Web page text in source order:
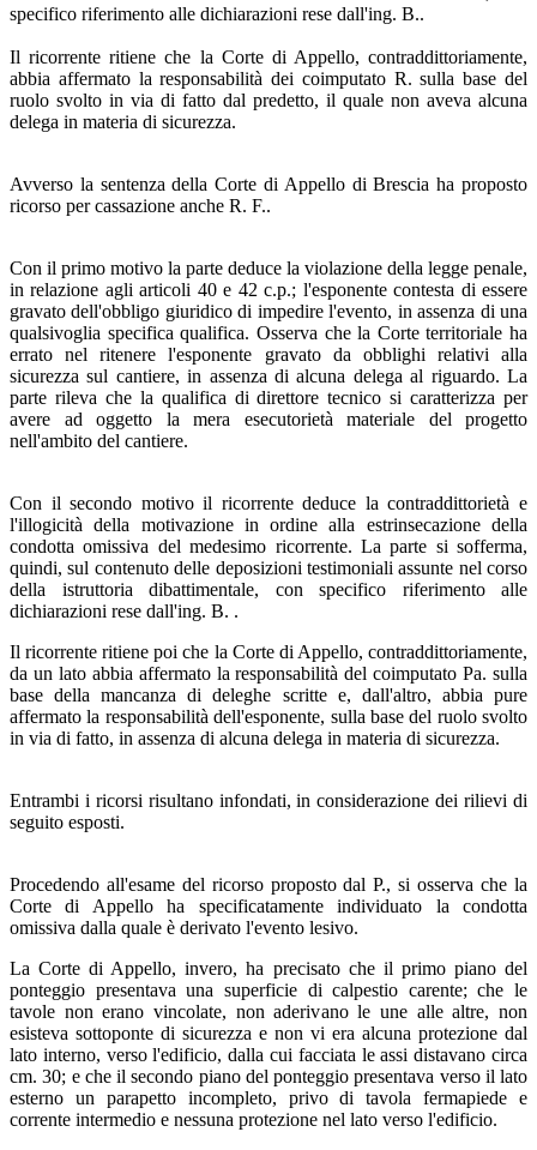
specifico riferimento alle dichiarazioni rese dall'ing. B..
Il ricorrente ritiene che la Corte di Appello, contraddittoriamente,
abbia affermato la responsabilità dei coimputato R. sulla base del
ruolo svolto in via di fatto dal predetto, il quale non aveva alcuna
delega in materia di sicurezza.
Avverso la sentenza della Corte di Appello di Brescia ha proposto
ricorso per cassazione anche R. F..
Con il primo motivo la parte deduce la violazione della legge penale,
in relazione agli articoli 40 e 42 c.p.; l'esponente contesta di essere
gravato dell'obbligo giuridico di impedire l'evento, in assenza di una
qualsivoglia specifica qualifica. Osserva che la Corte territoriale ha
errato nel ritenere l'esponente gravato da obblighi relativi alla
sicurezza sul cantiere, in assenza di alcuna delega al riguardo. La
parte rileva che la qualifica di direttore tecnico si caratterizza per
avere ad oggetto la mera esecutorietà materiale del progetto
nell'ambito del cantiere.
Con il secondo motivo il ricorrente deduce la contraddittorietà e
l'illogicità della motivazione in ordine alla estrinsecazione della
condotta omissiva del medesimo ricorrente. La parte si sofferma,
quindi, sul contenuto delle deposizioni testimoniali assunte nel corso
della istruttoria dibattimentale, con specifico riferimento alle
dichiarazioni rese dall'ing. B. .
Il ricorrente ritiene poi che la Corte di Appello, contraddittoriamente,
da un lato abbia affermato la responsabilità del coimputato Pa. sulla
base della mancanza di deleghe scritte e, dall'altro, abbia pure
affermato la responsabilità dell'esponente, sulla base del ruolo svolto
in via di fatto, in assenza di alcuna delega in materia di sicurezza.
Entrambi i ricorsi risultano infondati, in considerazione dei rilievi di
seguito esposti.
Procedendo all'esame del ricorso proposto dal P., si osserva che la
Corte di Appello ha specificatamente individuato la condotta
omissiva dalla quale è derivato l'evento lesivo.
La Corte di Appello, invero, ha precisato che il primo piano del
ponteggio presentava una superficie di calpestio carente; che le
tavole non erano vincolate, non aderivano le une alle altre, non
esisteva sottoponte di sicurezza e non vi era alcuna protezione dal
lato interno, verso l'edificio, dalla cui facciata le assi distavano circa
cm. 30; e che il secondo piano del ponteggio presentava verso il lato
esterno un parapetto incompleto, privo di tavola fermapiede e
corrente intermedio e nessuna protezione nel lato verso l'edificio.